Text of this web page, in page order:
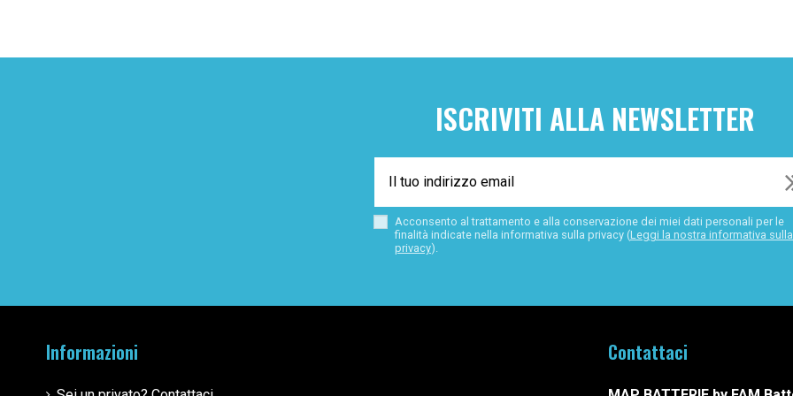
ISCRIVITI ALLA NEWSLETTER
Acconsento al trattamento e alla conservazione dei miei dati personali per le
finalità indicate nella informativa sulla privacy (Leggi la nostra informativa sulla
privacy).
Informazioni Contattaci